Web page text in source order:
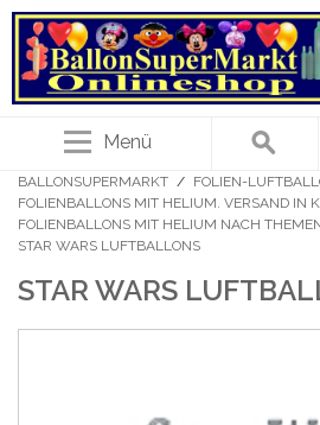
Menü
BALLONSUPERMARKT / FOLIEN-
FOLIENBALLONS MIT HELIUM. VERSAND IN
FOLIENBALLONS MIT HELIUM NACH
STAR WARS LUFTBALLONS
STAR WARS